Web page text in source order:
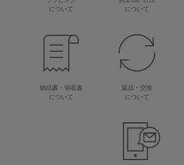
について
について
納品書・領収書
について
返品・交換
について